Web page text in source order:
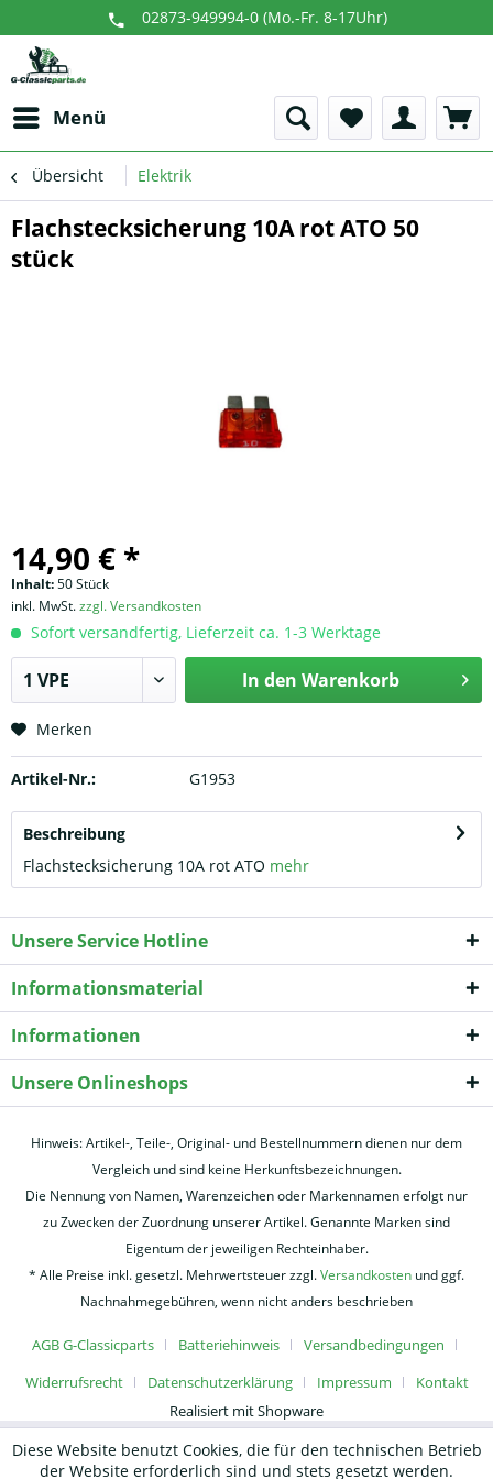
02873-949994-0 (Mo.-Fr. 8-17Uhr)
Menü
Übersicht Elektrik
Flachstecksicherung 10A rot ATO 50
stück
14,90 € *
Inhalt:50 Stück
inkl. MwSt.zzgl. Versandkosten
Sofort versandfertig, Lieferzeit ca. 1-3 Werktage
In den Warenkorb
Merken
Artikel-Nr.: G1953
Beschreibung
Flachstecksicherung 10A rot ATO mehr
Unsere Service Hotline
Informationsmaterial
Informationen
Unsere Onlineshops
Hinweis: Artikel-, Teile-, Original- und Bestellnummern dienen nur dem
Vergleich und sind keine Herkunftsbezeichnungen.
Die Nennung von Namen, Warenzeichen oder Markennamen erfolgt nur
zu Zwecken der Zuordnung unserer Artikel. Genannte Marken sind
Eigentum der jeweiligen Rechteinhaber.
* Alle Preise inkl. gesetzl. Mehrwertsteuer zzgl.Versandkosten und ggf.
Nachnahmegebühren, wenn nicht anders beschrieben
AGB G-Classicparts Batteriehinweis
Versandbedingungen
Widerrufsrecht
Datenschutzerklärung Impressum
Kontakt
Realisiert mit Shopware
Diese Website benutzt Cookies, die für den technischen Betrieb
der Website erforderlich sind und stets gesetzt werden.